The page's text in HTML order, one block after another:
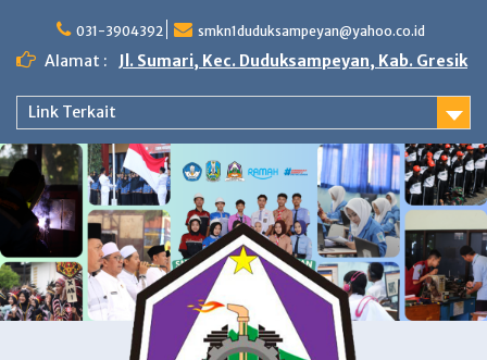
content
031-3904392 smkn1duduksampeyan@yahoo.co.id
Alamat : Jl. Sumari, Kec. Duduksampeyan, Kab. Gresik
Link Terkait